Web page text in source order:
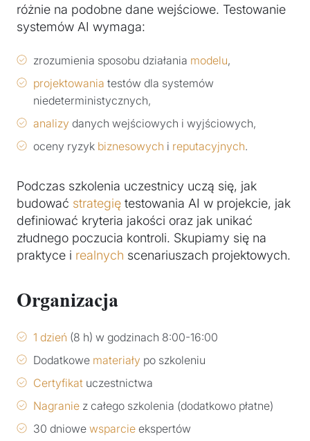
różnie na podobne dane wejściowe. Testowanie
systemów AI wymaga:
zrozumienia sposobu działania modelu,
projektowania testów dla systemów
niedeterministycznych,
analizy danych wejściowych i wyjściowych,
oceny ryzyk biznesowych i reputacyjnych.
Podczas szkolenia uczestnicy uczą się, jak
budować strategię testowania AI w projekcie, jak
definiować kryteria jakości oraz jak unikać
złudnego poczucia kontroli. Skupiamy się na
praktyce i realnych scenariuszach projektowych.
Organizacja
1 dzień (8 h) w godzinach 8:00-16:00
Dodatkowe materiały po szkoleniu
Certyfikat uczestnictwa
Nagranie z całego szkolenia (dodatkowo płatne)
30 dniowe wsparcie ekspertów